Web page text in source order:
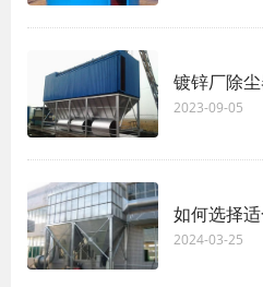
镀锌厂除
2023-09-05
如何选择
2024-03-25